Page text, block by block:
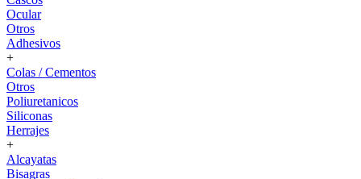
Ocular
Otros
Adhesivos
+
Colas / Cementos
Otros
Poliuretanicos
Siliconas
Herrajes
+
Alcayatas
Bisagras